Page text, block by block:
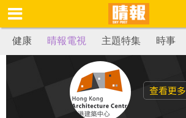
健康 晴報電視 主題特集 時事
查看更多